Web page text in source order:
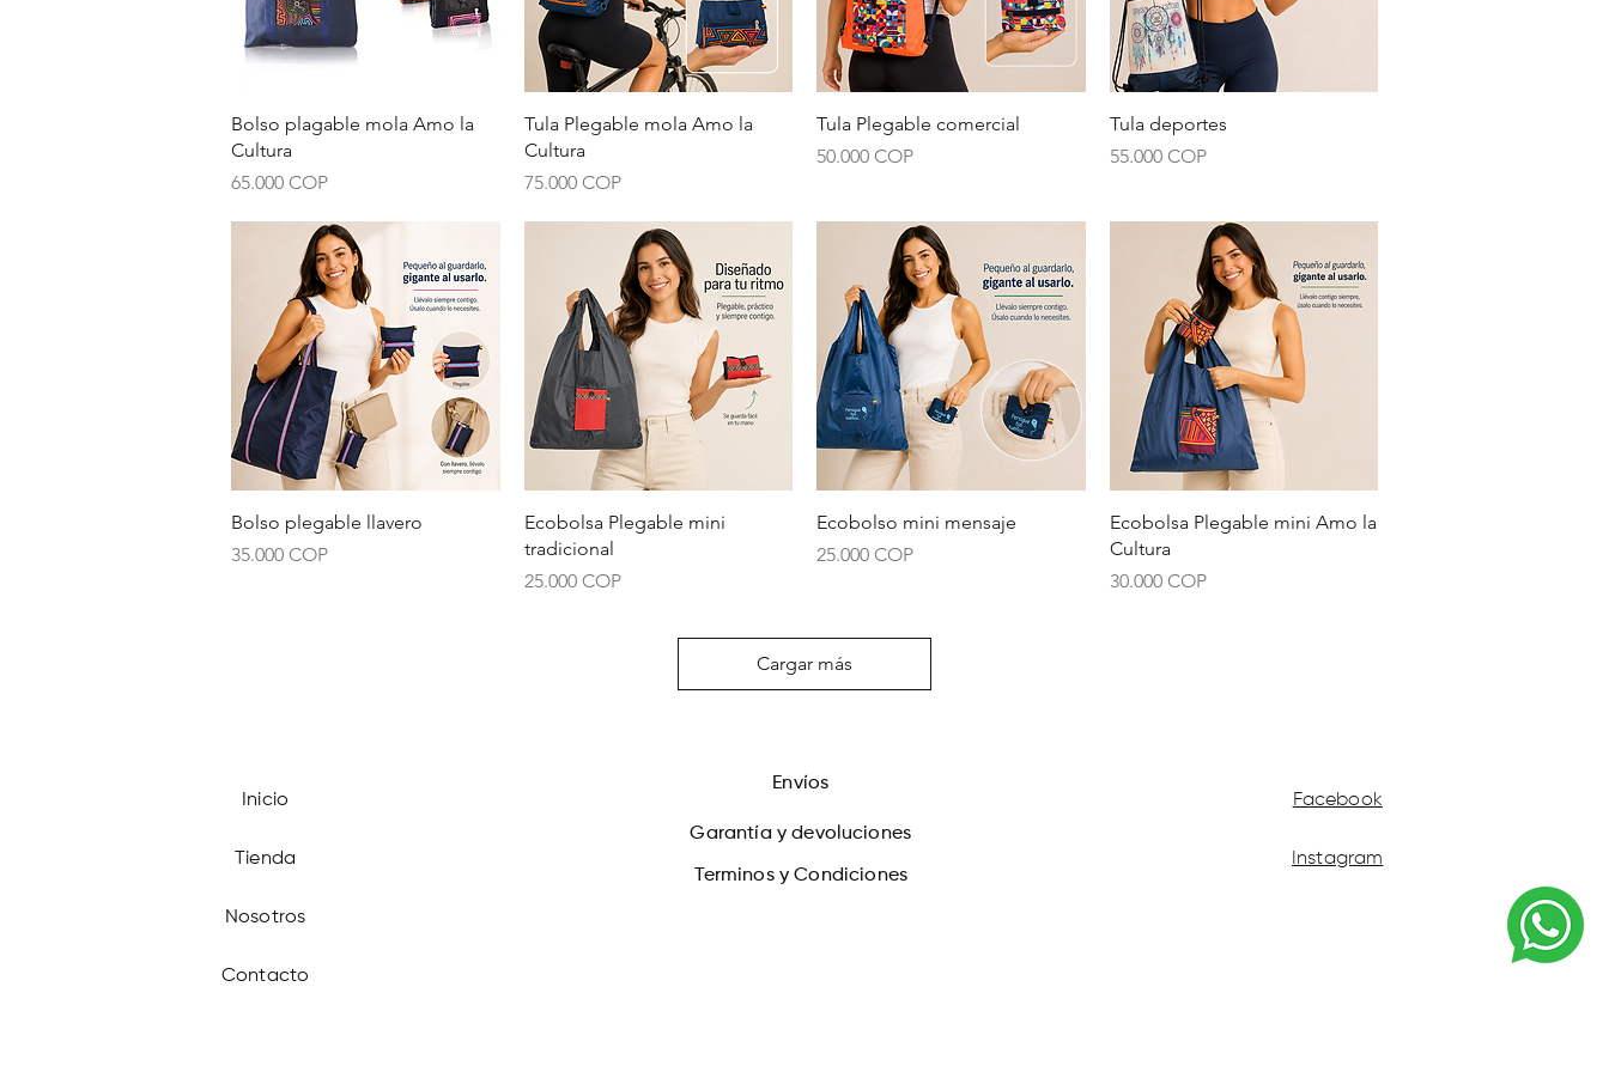
Vista rápida
Bolso plagable mola Amo la
Cultura
Precio
65.000 COP
Vista rápida
Tula Plegable mola Amo la
Cultura
Precio
75.000 COP
Vista rápida
Tula Plegable comercial
Precio
50.000 COP
Vista rápida
Tula deportes
Precio
55.000 COP
Vista rápida
Bolso plegable llavero
Precio
35.000 COP
Vista rápida
Ecobolsa Plegable mini
tradicional
Precio
25.000 COP
Vista rápida
Ecobolso mini mensaje
Precio
25.000 COP
Vista rápida
Ecobolsa Plegable mini Amo la
Cultura
Precio
30.000 COP
Cargar más
Inicio
Tienda
Nosotros
Contacto
Envíos
Garantía y devoluciones
Terminos y Condiciones
Facebook
Instagram